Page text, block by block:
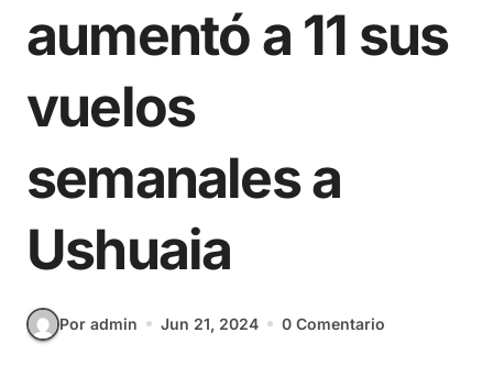
aumentó a 11 sus
vuelos
semanales a
Ushuaia
Por admin Jun 21, 2024 0 Comentario